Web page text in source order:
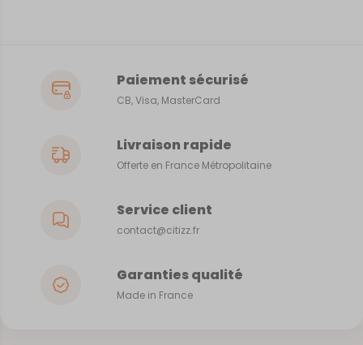
Paiement sécurisé
CB, Visa, MasterCard
Livraison rapide
Offerte en France Métropolitaine
Service client
contact@citizz.fr
Garanties qualité
Made in France